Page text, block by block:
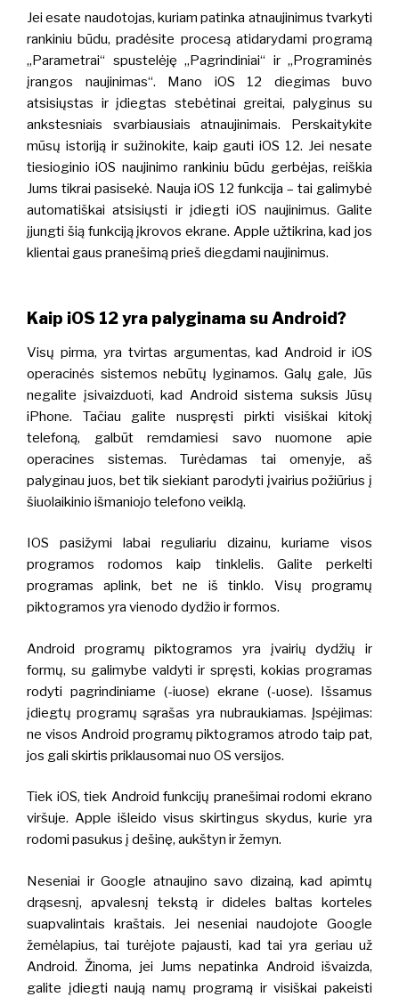
Jei esate naudotojas, kuriam patinka atnaujinimus tvarkyti
rankiniu būdu, pradėsite procesą atidarydami programą
„Parametrai“ spustelėję „Pagrindiniai“ ir „Programinės
įrangos naujinimas“. Mano iOS 12 diegimas buvo
atsisiųstas ir įdiegtas stebėtinai greitai, palyginus su
ankstesniais svarbiausiais atnaujinimais.
Perskaitykite
mūsų istoriją ir sužinokite, kaip gauti iOS 12. Jei nesate
tiesioginio iOS naujinimo rankiniu būdu gerbėjas, reiškia
Jums tikrai pasisekė. Nauja iOS 12 funkcija – tai galimybė
automatiškai atsisiųsti ir įdiegti iOS naujinimus. Galite
įjungti šią funkciją įkrovos ekrane. Apple užtikrina, kad jos
klientai gaus pranešimą prieš diegdami naujinimus.
Kaip iOS 12 yra palyginama su Android?
Visų pirma, yra tvirtas argumentas, kad Android ir iOS
operacinės sistemos nebūtų lyginamos. Galų gale, Jūs
negalite įsivaizduoti, kad Android sistema suksis Jūsų
iPhone. Tačiau galite nuspręsti pirkti visiškai kitokį
telefoną, galbūt remdamiesi savo nuomone apie
operacines sistemas. Turėdamas tai omenyje, aš
palyginau juos, bet tik siekiant parodyti įvairius požiūrius į
šiuolaikinio išmaniojo telefono veiklą.
IOS pasižymi labai reguliariu dizainu, kuriame visos
programos rodomos kaip tinklelis. Galite perkelti
programas aplink, bet ne iš tinklo.
Visų programų
piktogramos yra vienodo dydžio ir formos.
Android programų piktogramos yra įvairių dydžių ir
formų, su galimybe valdyti ir spręsti, kokias programas
rodyti pagrindiniame (-iuose) ekrane (-uose). Išsamus
įdiegtų programų sąrašas yra nubraukiamas. Įspėjimas:
ne visos Android programų piktogramos atrodo taip pat,
jos gali skirtis priklausomai nuo OS versijos.
Tiek iOS, tiek Android funkcijų pranešimai rodomi ekrano
viršuje. Apple išleido visus skirtingus skydus, kurie yra
rodomi pasukus į dešinę, aukštyn ir žemyn.
Neseniai ir Google atnaujino savo dizainą, kad apimtų
drąsesnį, apvalesnį tekstą ir dideles baltas korteles
suapvalintais kraštais.
Jei neseniai naudojote Google
žemėlapius, tai turėjote pajausti, kad tai yra geriau už
Android. Žinoma, jei Jums nepatinka Android išvaizda,
galite įdiegti naują namų programą ir visiškai pakeisti